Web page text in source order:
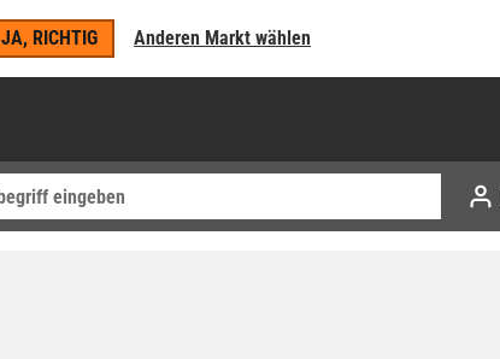
JA, RICHTIG Anderen Markt wählen